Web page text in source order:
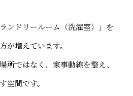
ンドリールーム（洗濯室）」を
が増えています。
所ではなく、家事動線を整え、
空間です。